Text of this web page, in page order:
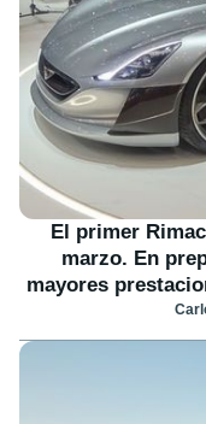
El primer
marzo. En
mayores